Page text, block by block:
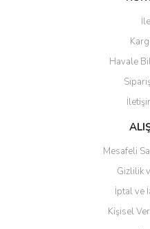
Ürün resmi kalitesiz, bozuk
Ürün açıklamasında eksik
Ürün bilgilerinde hatalar
Ürün fiyatı diğer sitelerden
Bu ürüne benzer farklı
Havale
Mesafeli
Gizlilik
İptal ve
Kişisel